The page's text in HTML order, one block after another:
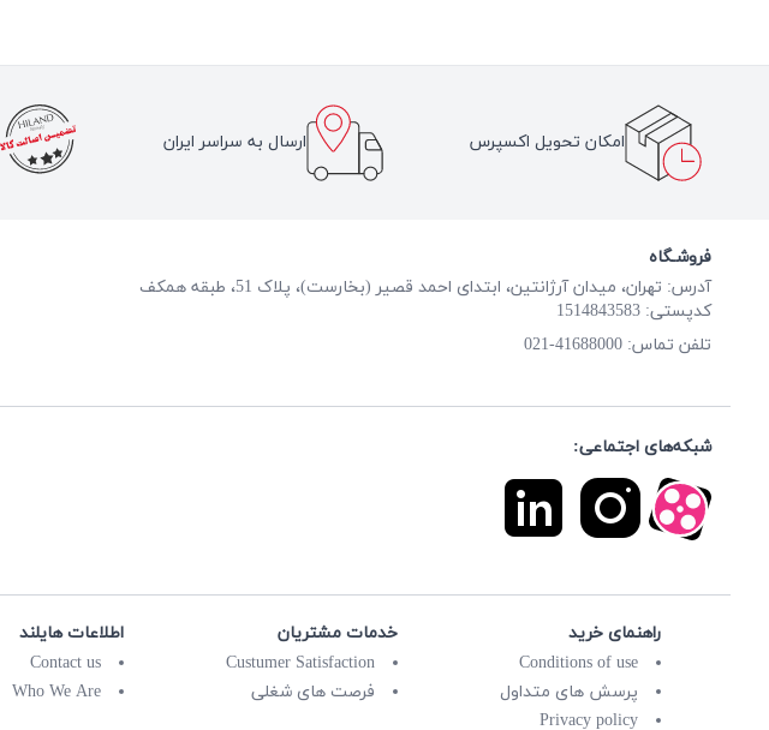
امکان تحویل اکسپرس ارسال به سراسر ایران
فروشـگاه
آدرس: تهران، میدان آرژانتین، ابتدای احمد قصیر (بخارست)، پلاک 51، طبقه همکف
کدپستی: 1514843583
تلفن تماس: 41688000-021
شبکه‌های اجتماعی:
راهنمای خرید
Conditions of use
پرسش های متداول
Privacy policy
خدمات مشتریان
Custumer Satisfaction
فرصت های شغلی
اطلاعات هایلند
Contact us
Who We Are